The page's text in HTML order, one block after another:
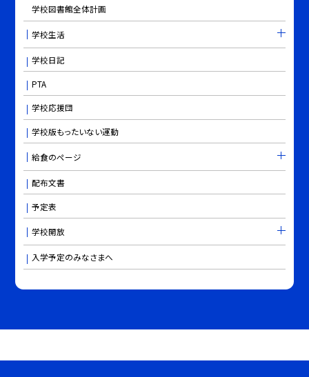
学校図書館全体計画
学校生活
学校日記
PTA
学校応援団
学校版もったいない運動
給食のページ
配布文書
予定表
学校開放
入学予定のみなさまへ